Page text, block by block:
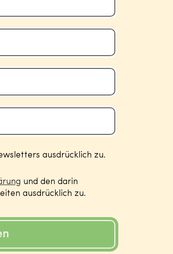
ausdrücklich zu.
und den darin
ausdrücklich zu.